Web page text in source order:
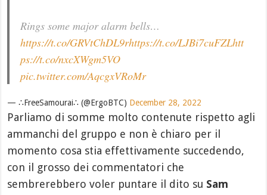
Rings some major alarm bells…
https://t.co/GRVtChDL9rhttps://t.co/LJBi7cuFZLhtt
ps://t.co/nxcXWgm5VO
pic.twitter.com/AqcgxVRoMr
— ∴FreeSamourai∴ (@ErgoBTC) December 28, 2022
Parliamo di somme molto contenute rispetto agli
ammanchi del gruppo e non è chiaro per il
momento cosa stia effettivamente succedendo,
con il grosso dei commentatori che
sembrerebbero voler puntare il dito su Sam